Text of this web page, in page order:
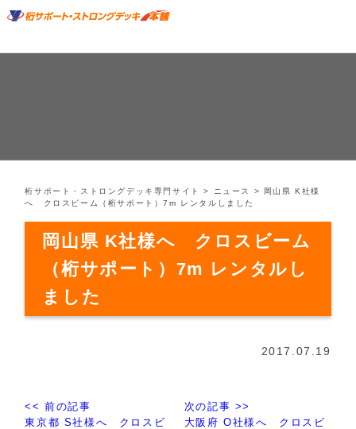
桁サポート・ストロングデッキ専門サイト > ニュース >
岡山県 K社様
へ クロスビーム（桁サポート）7m レンタルしました
岡山県 K社様へ クロスビーム
（桁サポート）7m レンタルし
ました
2017.07.19
<< 前の記事
東京都 S社様へ クロスビ
次の記事 >>
大阪府 O社様へ クロスビ